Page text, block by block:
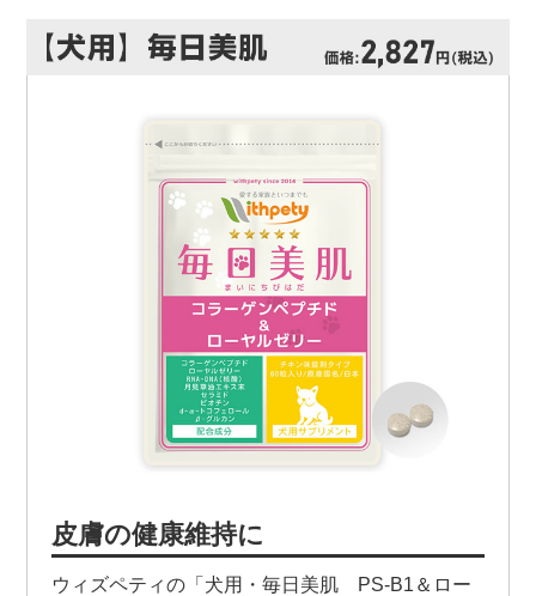
皮膚の健康維持に
ウィズペティの「犬用・毎日美肌 PS-B1＆ロー